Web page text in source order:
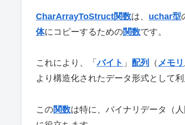
CharArrayToStruct関数は、 uchar型
体にコピーするための関数です。
これにより、「バイト 」 配列 （ メモリ
より構造化されたデータ形式として
この関数は特に、バイナリデータ（